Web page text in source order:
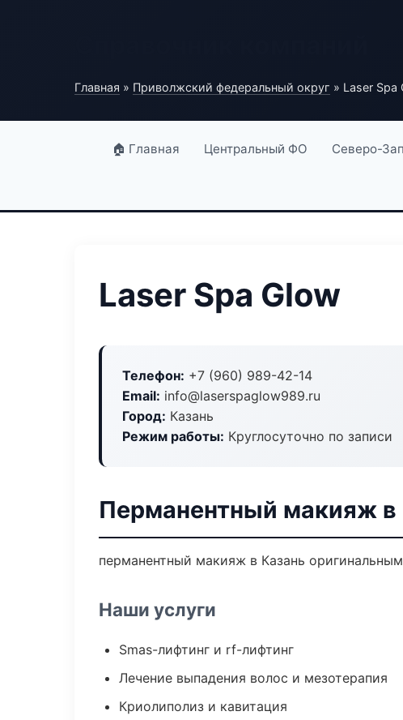
Главная » Приволжский федеральный округ » Laser Spa
🏠 Главная Центральный ФО Северо-
Laser Spa Glow
Телефон: +7 (960) 989-42-14
Email: info@laserspaglow989.ru
Город: Казань
Режим работы: Круглосуточно по записи
Перманентный макияж в
перманентный макияж в Казань
Наши услуги
Smas-лифтинг и rf-лифтинг
Лечение выпадения волос и мезотерапия
Криолиполиз и кавитация